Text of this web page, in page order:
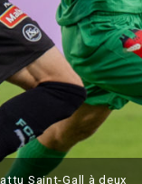
Saint-Gall à deux